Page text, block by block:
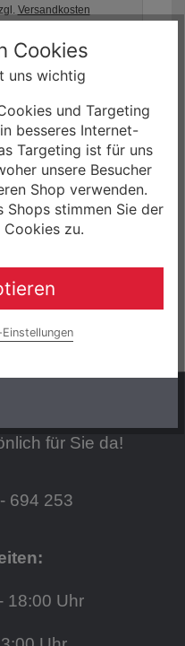
Versandkosten
Purist MoFlo
für Sie da!
694 253
18:00 Uhr
Cookies
uns wichtig
und Targeting
besseres Internet-
Targeting ist für uns
unsere Besucher
Shop verwenden.
Shops stimmen Sie der
zu.